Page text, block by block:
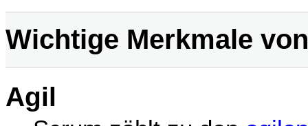
Wichtige Merkmale
Agil